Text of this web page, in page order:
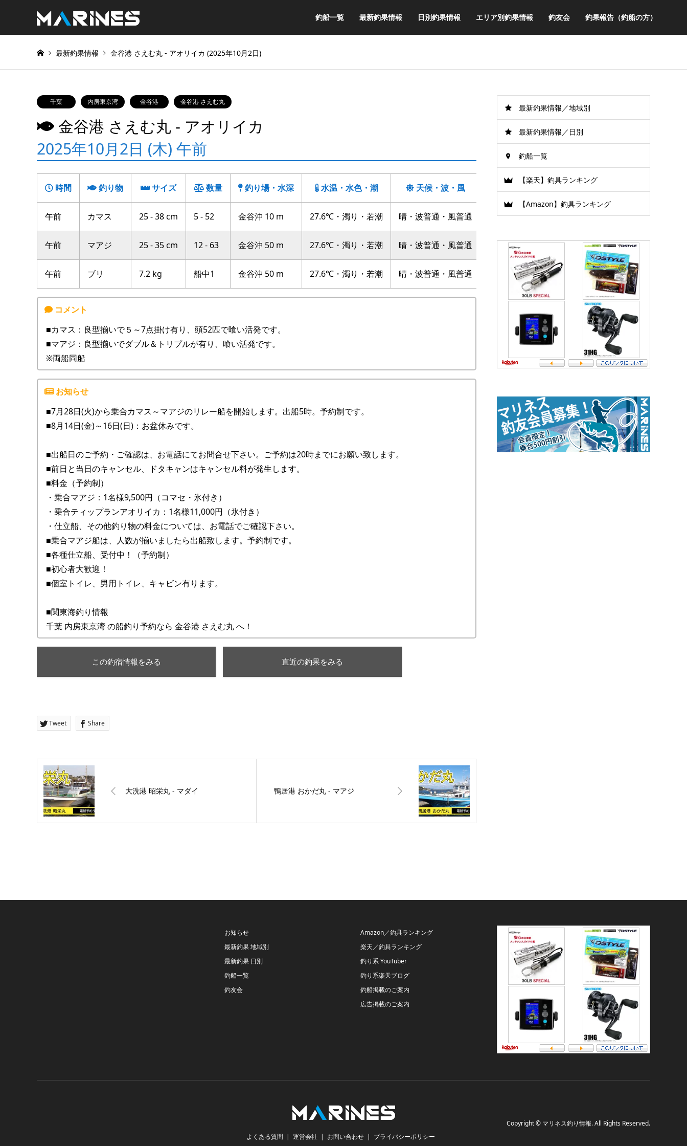
釣船一覧 最新釣果情報 日別釣果情報 エリア別釣果情報 釣友会 釣果報告（釣船の方）
最新釣果情報 金谷港 さえむ丸 ‐ アオリイカ (2025年10月2日)
千葉 内房東京湾 金谷港 金谷港 さえむ丸
金谷港 さえむ丸 ‐ アオリイカ
2025年10月2日 (木) 午前
時間 釣り物 サイズ 数量 釣り場・水深 水温・水色・潮 天候・波・風
午前 カマス 25 - 38 cm 5 - 52 金谷沖 10 m 27.6℃・濁り・若潮 晴・波普通・風普通
午前 マアジ 25 - 35 cm 12 - 63 金谷沖 50 m 27.6℃・濁り・若潮 晴・波普通・風普通
午前 ブリ 7.2 kg 船中1 金谷沖 50 m 27.6℃・濁り・若潮 晴・波普通・風普通
■カマス：良型揃いで５～7点掛け有り、頭52匹で喰い活発です。
■マアジ：良型揃いでダブル＆トリプルが有り、喰い活発です。
※両船同船
■7月28日(火)から乗合カマス～マアジのリレー船を開始します。出船5時。予約制です。
■8月14日(金)～16日(日)：お盆休みです。
■出船日のご予約・ご確認は、お電話にてお問合せ下さい。ご予約は20時までにお願い致します。
■前日と当日のキャンセル、ドタキャンはキャンセル料が発生します。
■料金（予約制）
・乗合マアジ：1名様9,500円（コマセ・氷付き）
・乗合ティップランアオリイカ：1名様11,000円（氷付き）
・仕立船、その他釣り物の料金については、お電話でご確認下さい。
■乗合マアジ船は、人数が揃いましたら出船致します。予約制です。
■各種仕立船、受付中！（予約制）
■初心者大歓迎！
■個室トイレ、男用トイレ、キャビン有ります。
■関東海釣り情報
千葉 内房東京湾 の船釣り予約なら 金谷港 さえむ丸 へ！
この釣宿情報をみる 直近の釣果をみる
Tweet Share
大洗港 昭栄丸 ‐ マダイ 鴨居港 おかだ丸 ‐ マアジ
最新釣果情報／地域別
最新釣果情報／日別
釣船一覧
【楽天】釣具ランキング
【Amazon】釣具ランキング
お知らせ
最新釣果 地域別
最新釣果 日別
釣船一覧
釣友会
Amazon／釣具ランキング
楽天／釣具ランキング
釣り系 YouTuber
釣り系楽天ブログ
釣船掲載のご案内
広告掲載のご案内
よくある質問 運営会社 お問い合わせ プライバシーポリシー
Copyright© マリネス釣り情報. All Rights Reserved.